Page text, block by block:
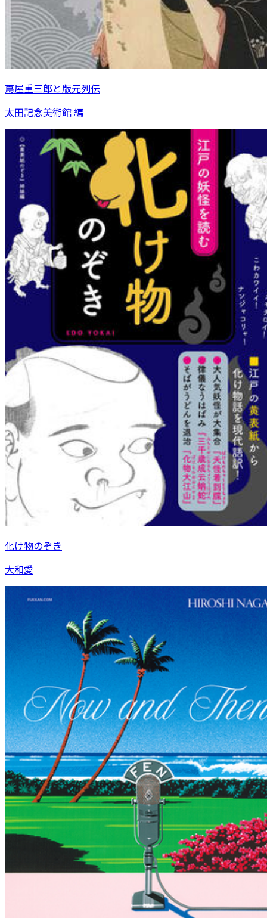
蔦屋重三郎と版元列伝
太田記念美術館 編
化け物のぞき
大和愛